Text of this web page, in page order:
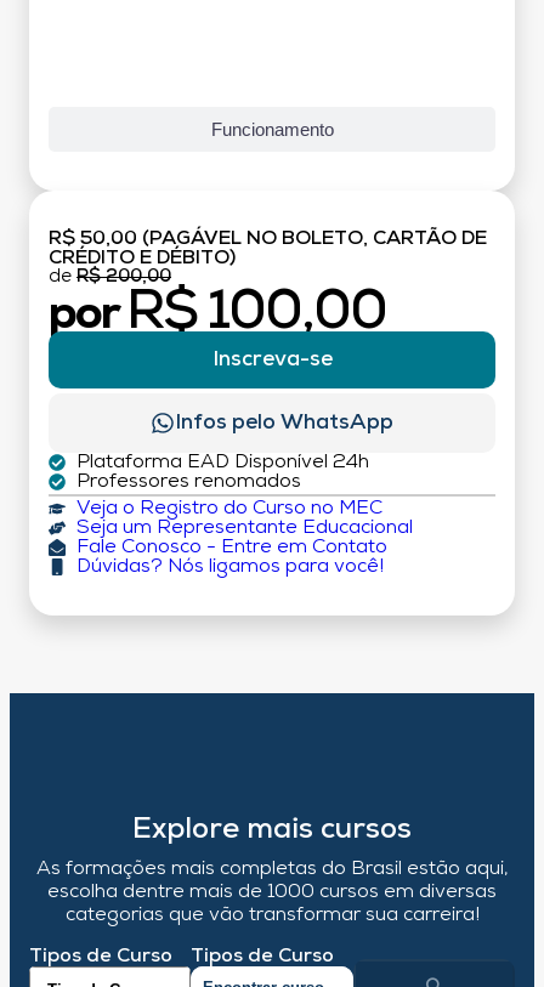
Funcionamento
R$ 50,00 (PAGÁVEL NO BOLETO, CARTÃO DE
CRÉDITO E DÉBITO)
de R$ 200,00
por R$ 100,00
Inscreva-se
Infos pelo WhatsApp
Plataforma EAD Disponível 24h
Professores renomados
Veja o Registro do Curso no MEC
Seja um Representante Educacional
Fale Conosco - Entre em Contato
Dúvidas? Nós ligamos para você!
Explore mais cursos
As formações mais completas do Brasil estão aqui,
escolha dentre mais de 1000 cursos em diversas
categorias que vão transformar sua carreira!
Tipos de Curso Tipos de Curso